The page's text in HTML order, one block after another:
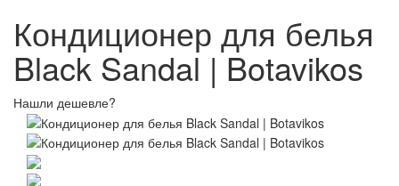
Кондиционер для белья
Black Sandal | Botavikos
Нашли дешевле?